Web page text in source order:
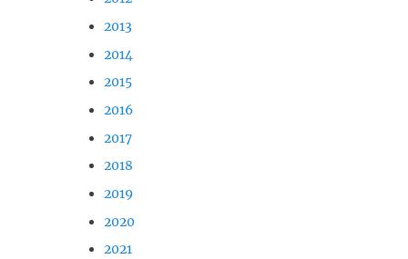
2013
2014
2015
2016
2017
2018
2019
2020
2021